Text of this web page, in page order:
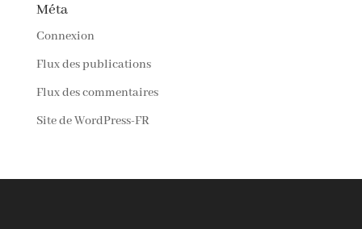
Méta
Connexion
Flux des publications
Flux des commentaires
Site de WordPress-FR